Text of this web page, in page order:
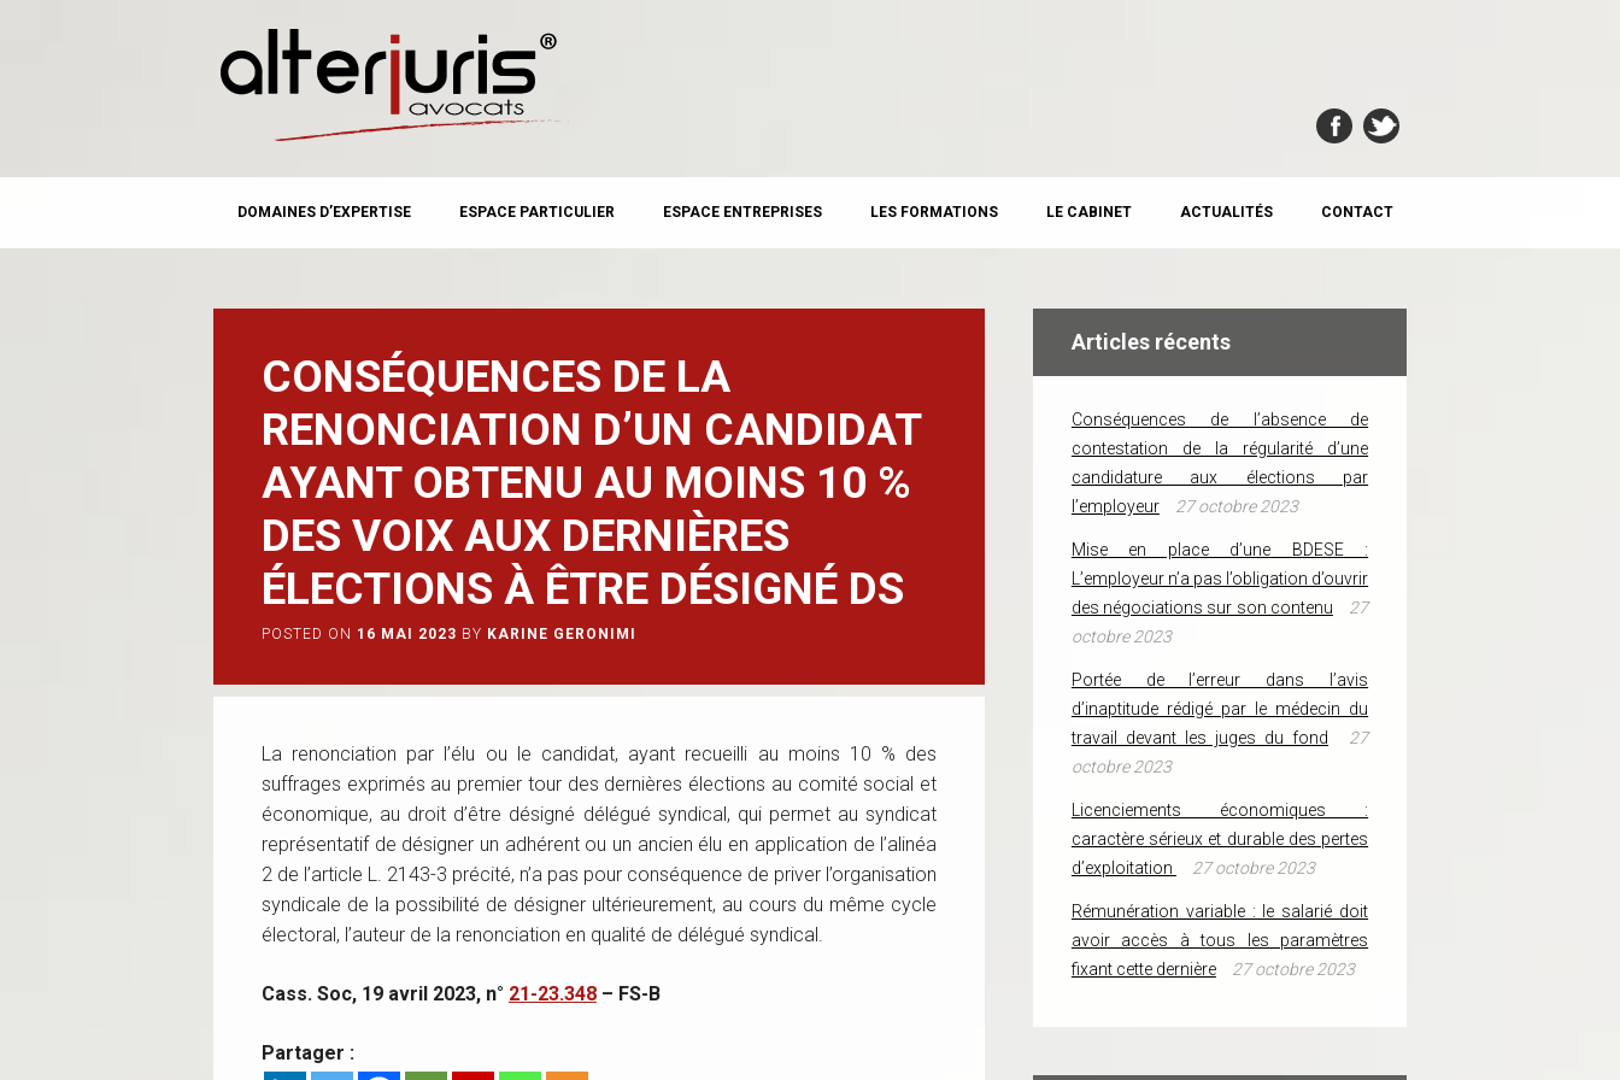
MAIN MENU
content
DOMAINES D’EXPERTISE ESPACE PARTICULIER ESPACE ENTREPRISES LES FORMATIONS LE CABINET ACTUALITÉS CONTACT
CONSÉQUENCES DE LA
RENONCIATION D’UN CANDIDAT
AYANT OBTENU AU MOINS 10 %
DES VOIX AUX DERNIÈRES
ÉLECTIONS À ÊTRE DÉSIGNÉ DS
POSTED ON 16 MAI 2023 BY KARINE GERONIMI
La renonciation par l’élu ou le candidat, ayant recueilli au moins 10 % des
suffrages exprimés au premier tour des dernières élections au comité social et
économique, au droit d’être désigné délégué syndical, qui permet au syndicat
représentatif de désigner un adhérent ou un ancien élu en application de l’alinéa
2 de l’article L. 2143-3 précité, n’a pas pour conséquence de priver l’organisation
syndicale de la possibilité de désigner ultérieurement, au cours du même cycle
électoral, l’auteur de la renonciation en qualité de délégué syndical.
Cass. Soc, 19 avril 2023, n° 21-23.348– FS-B
Partager :
Articles récents
Conséquences de l’absence de
contestation de la régularité d’une
candidature aux élections par
l’employeur
27 octobre 2023
Mise en place d’une BDESE :
L’employeur n’a pas l’obligation d’ouvrir
des négociations sur son contenu
27
octobre 2023
Portée de l’erreur dans l’avis
d’inaptitude rédigé par le médecin du
travail devant les juges du fond
27
octobre 2023
Licenciements économiques :
caractère sérieux et durable des pertes
d’exploitation
27 octobre 2023
Rémunération variable : le salarié doit
avoir accès à tous les paramètres
fixant cette dernière
27 octobre 2023